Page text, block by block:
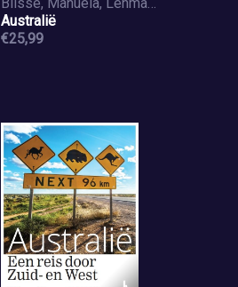
Australië
€25,99